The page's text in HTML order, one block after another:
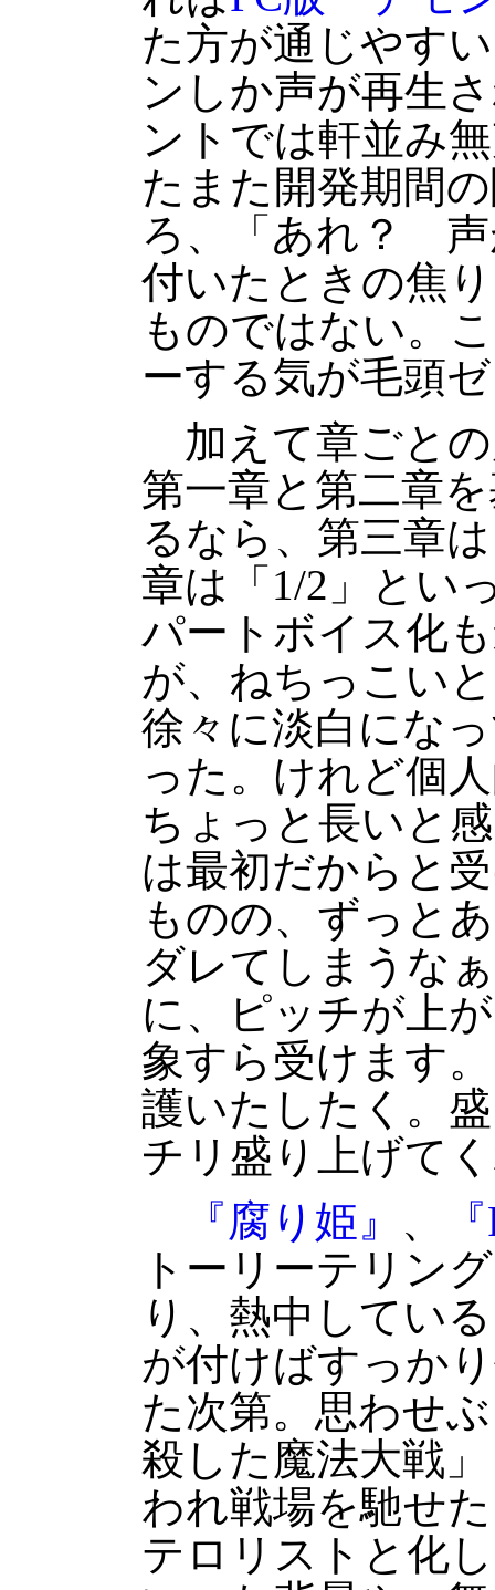
た方が通じやす
ンしか声が再生
ントでは軒並み
たまた開発期間
ろ、「あれ？ 声
付いたときの焦
ものではない。
ーする気が毛頭
加えて章ごと
第一章と第二章
るなら、第三章
章は「1/2」とい
パートボイス化
が、ねちっこい
徐々に淡白にな
った。けれど個
ちょっと長いと
は最初だからと
ものの、ずっと
ダレてしまうな
に、ピッチが上
象すら受けます
護いたしたく。
チリ盛り上げて
『腐り姫』 、
トーリーテリン
り、熱中してい
が付けばすっか
た次第。思わせ
殺した魔法大戦
われ戦場を馳せ
テロリストと化